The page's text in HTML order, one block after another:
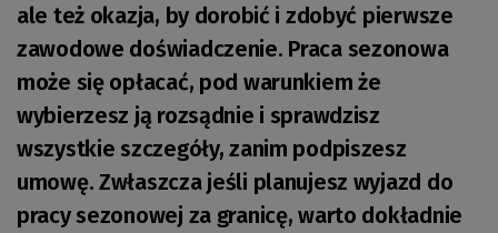
ale też okazja, by dorobić i zdobyć pierwsze
zawodowe doświadczenie. Praca sezonowa
może się opłacać, pod warunkiem że
wybierzesz ją rozsądnie i sprawdzisz
wszystkie szczegóły, zanim podpiszesz
umowę. Zwłaszcza jeśli planujesz wyjazd do
pracy sezonowej za granicę, warto dokładnie